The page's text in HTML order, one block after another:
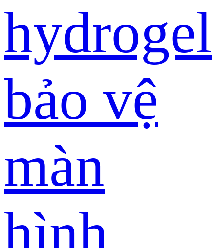
hydrogel
bảo vệ
màn
hình